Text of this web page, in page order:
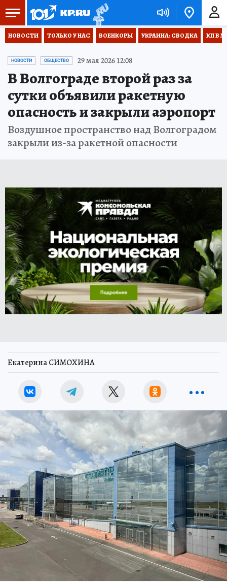
НОВОСТИ ТОЛЬКО У НАС ВОЕНКОРЫ УКРАИНА: СВОДКА КП В
НОВОСТИ ОБЩЕСТВО 29 мая 2026 12:08
В Волгограде второй раз за
сутки объявили ракетную
опасность и закрыли аэропорт
Воздушное пространство над Волгоградом
закрыли из-за ракетной опасности
Екатерина СИМОХИНА